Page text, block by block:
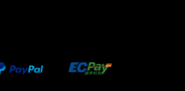
加入購物車